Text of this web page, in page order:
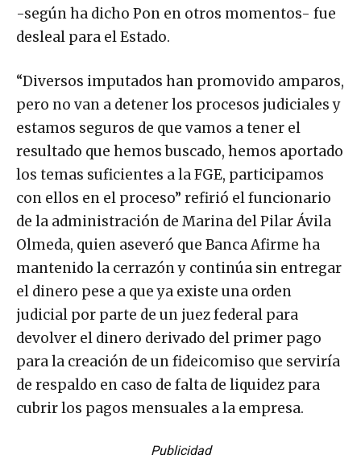
-según ha dicho Pon en otros momentos- fue
desleal para el Estado.
“Diversos imputados han promovido amparos,
pero no van a detener los procesos judiciales y
estamos seguros de que vamos a tener el
resultado que hemos buscado, hemos aportado
los temas suficientes a la FGE, participamos
con ellos en el proceso” refirió el funcionario
de la administración de Marina del Pilar Ávila
Olmeda, quien aseveró que Banca Afirme ha
mantenido la cerrazón y continúa sin entregar
el dinero pese a que ya existe una orden
judicial por parte de un juez federal para
devolver el dinero derivado del primer pago
para la creación de un fideicomiso que serviría
de respaldo en caso de falta de liquidez para
cubrir los pagos mensuales a la empresa.
Publicidad